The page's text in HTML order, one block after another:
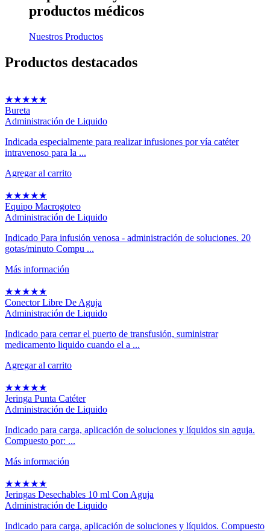
productos médicos
Nuestros Productos
Productos destacados
★★★★★
Bureta
Administración de Liquido
Indicada especialmente para realizar infusiones por vía catéter
intravenoso para la ...
Agregar al carrito
★★★★★
Equipo Macrogoteo
Administración de Liquido
Indicado Para infusión venosa - administración de soluciones. 20
gotas/minuto Compu ...
Más información
★★★★★
Conector Libre De Aguja
Administración de Liquido
Indicado para cerrar el puerto de transfusión, suministrar
medicamento liquido cuando el a ...
Agregar al carrito
★★★★★
Jeringa Punta Catéter
Administración de Liquido
Indicado para carga, aplicación de soluciones y líquidos sin aguja.
Compuesto por: ...
Más información
★★★★★
Jeringas Desechables 10 ml Con Aguja
Administración de Liquido
Indicado para carga, aplicación de soluciones y líquidos. Compuesto